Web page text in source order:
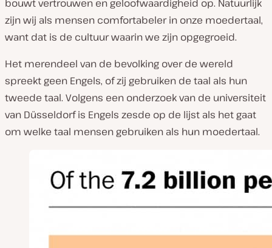
bouwt vertrouwen en geloofwaardigheid op. Natuurlijk
zijn wij als mensen comfortabeler in onze moedertaal,
want dat is de cultuur waarin we zijn opgegroeid.
Het merendeel van de bevolking over de wereld
spreekt geen Engels, of zij gebruiken de taal als hun
tweede taal. Volgens een onderzoek van de universiteit
van Düsseldorf is Engels zesde op de lijst als het gaat
om welke taal mensen gebruiken als hun moedertaal.